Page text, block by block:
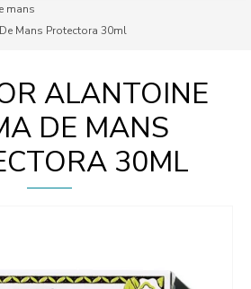
mans
Mans Protectora 30ml
ALANTOINE
DE MANS
30ML